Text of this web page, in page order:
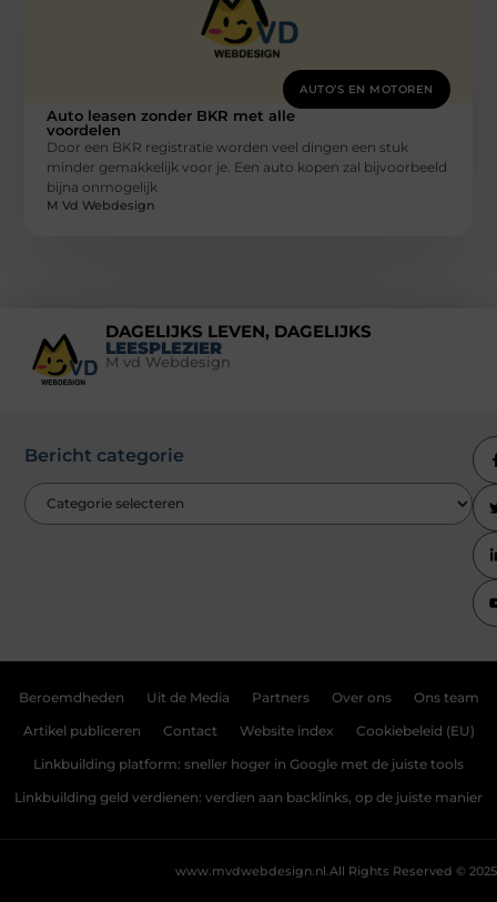
AUTO’S EN MOTOREN
Auto leasen zonder BKR met alle
voordelen
Door een BKR registratie worden veel dingen een stuk
minder gemakkelijk voor je. Een auto kopen zal bijvoorbeeld
bijna onmogelijk
M Vd Webdesign
DAGELIJKS LEVEN, DAGELIJKS
LEESPLEZIER
M vd Webdesign
Bericht categorie
Beroemdheden Uit de Media Partners Over ons Ons team
Artikel publiceren Contact Website index Cookiebeleid (EU)
Linkbuilding platform: sneller hoger in Google met de juiste tools
Linkbuilding geld verdienen: verdien aan backlinks, op de juiste manier
All Rights Reserved © 2025
www.mvdwebdesign.nl.